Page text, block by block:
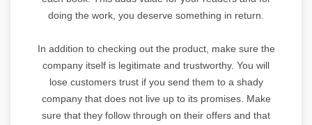
doing the work, you deserve something in return.
In addition to checking out the product, make sure the
company itself is legitimate and trustworthy. You will
lose customers trust if you send them to a shady
company that does not live up to its promises. Make
sure that they follow through on their offers and that